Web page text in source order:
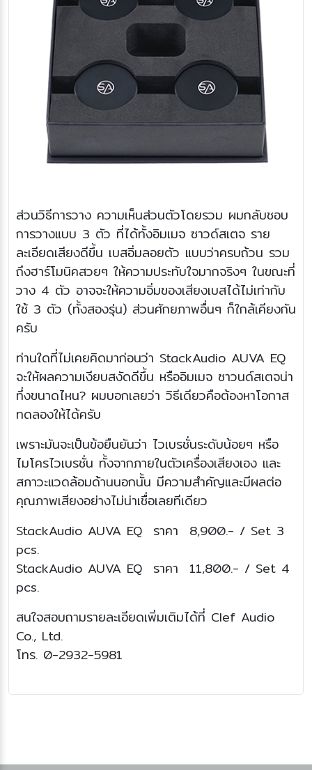
ส่วนวิธีการวาง ความเห็นส่วนตัวโดยรวม ผมกลับชอบ
การวางแบบ 3 ตัว ที่ได้ทั้งอิมเมจ ซาวด์สเตจ ราย
ละเอียดเสียงดีขึ้น เบสอิ่มลอยตัว แบบว่าครบถ้วน รวม
ถึงฮาร์โมนิคสวยๆ ให้ความประทับใจมากจริงๆ ในขณะที่
วาง 4 ตัว อาจจะให้ความอิ่มของเสียงเบสได้ไม่เท่ากับ
ใช้ 3 ตัว (ทั้งสองรุ่น) ส่วนศักยภาพอื่นๆ ก็ใกล้เคียงกัน
ครับ
ท่านใดที่ไม่เคยคิดมาก่อนว่า StackAudio AUVA EQ
จะให้ผลความเงียบสงัดดีขึ้น หรืออิมเมจ ซาวนด์สเตจน่า
ทึ่งขนาดไหน? ผมบอกเลยว่า วิธีเดียวคือต้องหาโอกาส
ทดลองให้ได้ครับ
เพราะมันจะเป็นข้อยืนยันว่า ไวเบรชั่นระดับน้อยๆ หรือ
ไมโครไวเบรชั่น ทั้งจากภายในตัวเครื่องเสียงเอง และ
สภาวะแวดล้อมด้านนอกนั้น มีความสำคัญและมีผลต่อ
คุณภาพเสียงอย่างไม่น่าเชื่อเลยทีเดียว
StackAudio AUVA EQ ราคา 8,900.- / Set 3
pcs.
StackAudio AUVA EQ ราคา 11,800.- / Set 4
pcs.
สนใจสอบถามรายละเอียดเพิ่มเติมได้ที่ Clef Audio
Co., Ltd.
โทร. 0-2932-5981